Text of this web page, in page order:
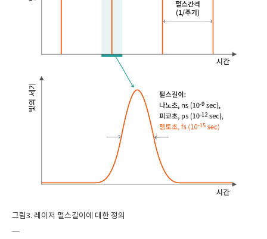
그림3. 레이저 펄스길이에 대한 정의